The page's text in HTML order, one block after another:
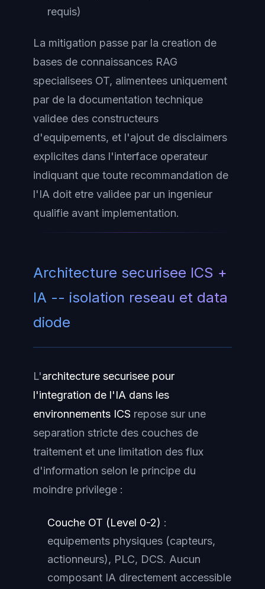
requis)
La mitigation passe par la creation de
bases de connaissances RAG
specialisees OT, alimentees uniquement
par de la documentation technique
validee des constructeurs
d'equipements, et l'ajout de disclaimers
explicites dans l'interface operateur
indiquant que toute recommandation de
l'IA doit etre validee par un ingenieur
qualifie avant implementation.
Architecture securisee ICS +
IA -- isolation reseau et data
diode
L'architecture securisee pour
l'integration de l'IA dans les
environnements ICS repose sur une
separation stricte des couches de
traitement et une limitation des flux
d'information selon le principe du
moindre privilege :
Couche OT (Level 0-2) :
equipements physiques (capteurs,
actionneurs), PLC, DCS. Aucun
composant IA directement accessible